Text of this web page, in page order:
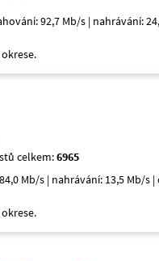
92,7 Mb/s | nahrávání:
celkem:6965
Mb/s | nahrávání: 13,5 Mb/s |